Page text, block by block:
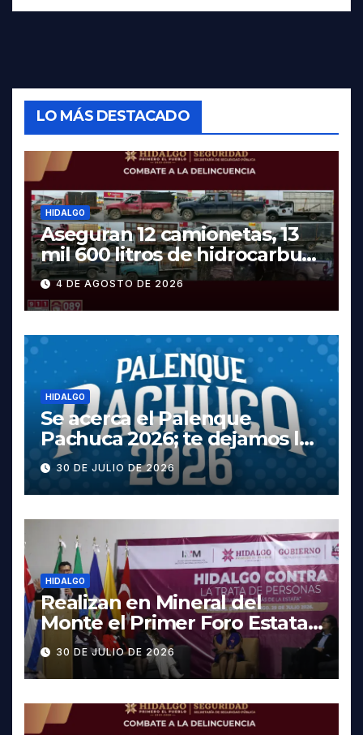
LO MÁS DESTACADO
HIDALGO
Aseguran 12 camionetas, 13
mil 600 litros de hidrocarburo
y dos vehículos robados en
Tula
4 DE AGOSTO DE 2026
HIDALGO
Se acerca el Palenque
Pachuca 2026; te dejamos la
cartelera completa, las
fechas y los precios
30 DE JULIO DE 2026
HIDALGO
Realizan en Mineral del
Monte el Primer Foro Estatal
contra la Trata de Personas
30 DE JULIO DE 2026